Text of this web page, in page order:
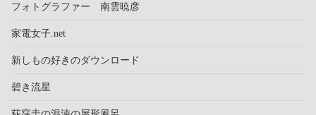
フォトグラファー 南雲暁彦
家電女子.net
新しもの好きのダウンロード
碧き流星